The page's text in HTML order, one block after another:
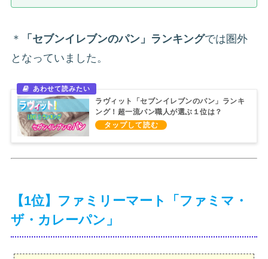
＊ 「セブンイレブンのパン」ランキングでは圏外
となっていました。
ラヴィット「セブンイレブンのパン」ランキ
ング！超一流パン職人が選ぶ１位は？
（2021/9/17）
【1位】ファミリーマート「ファミマ・
ザ・カレーパン」